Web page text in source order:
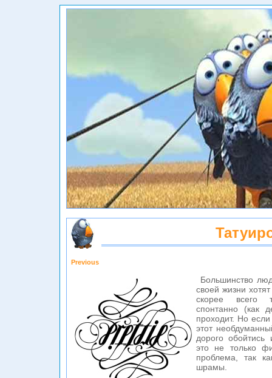
Previous
Большинство
своей жизни
скорее всего
спонтанно (как
проходит. Но
этот
дорого обойтись
это не только
проблема, так
шрамы.